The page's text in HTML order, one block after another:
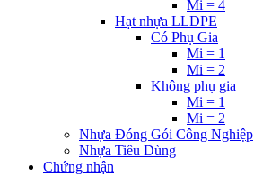
Mi = 4
Hạt nhựa LLDPE
Có Phụ Gia
Mi = 1
Mi = 2
Không phụ gia
Mi = 1
Mi = 2
Nhựa Đóng Gói Công Nghiệp
Nhựa Tiêu Dùng
Chứng nhận